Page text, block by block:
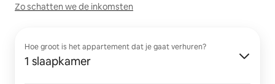
Zo schatten we de inkomsten
Hoe groot is het appartement dat je gaat verhuren?
1 slaapkamer